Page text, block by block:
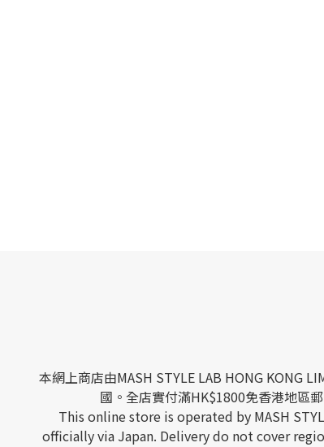
本網上商店由MASH STYLE LAB HONG KONG
國。全店實付滿HK$1800免香港地區
This online store is operated by MASH
officially via Japan. Delivery do not cover